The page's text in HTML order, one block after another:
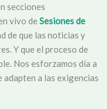
secciones
vivo de Sesiones de
de que las noticias y
Y que el proceso de
Nos esforzamos día a
adapten a las exigencias